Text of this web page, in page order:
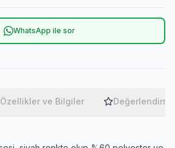
WhatsApp ile sor
Özellikler ve Bilgiler